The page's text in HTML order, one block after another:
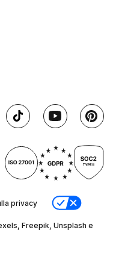
privacy
Freepik, Unsplash e